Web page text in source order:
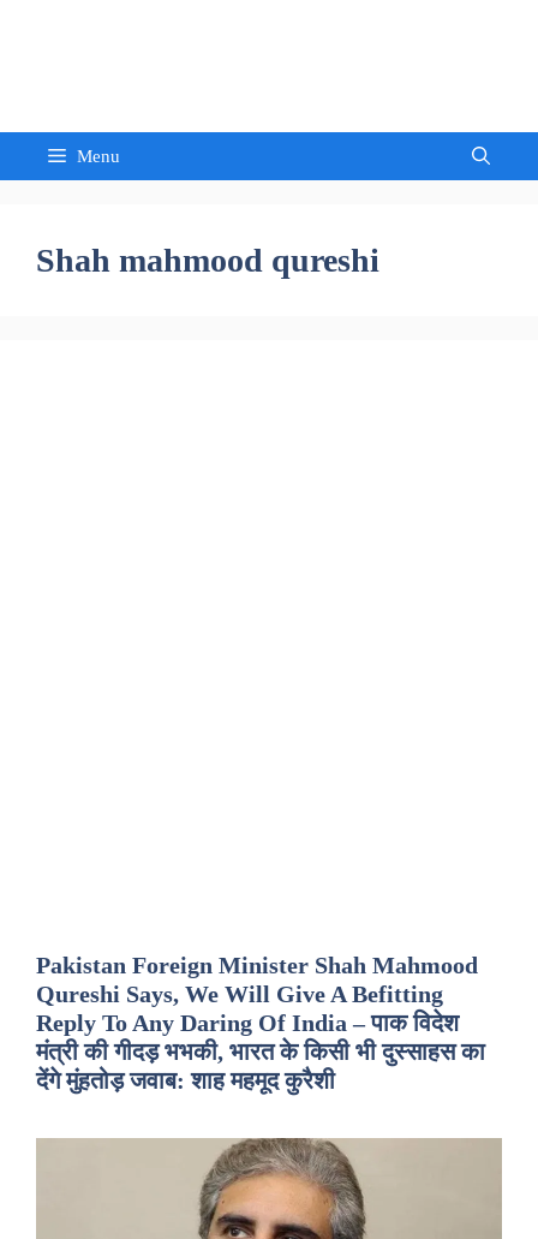
Menu
Shah mahmood qureshi
Pakistan Foreign Minister Shah Mahmood
Qureshi Says, We Will Give A Befitting
Reply To Any Daring Of India – पाक विदेश
मंत्री की गीदड़ भभकी, भारत के किसी भी दुस्साहस का
देंगे मुंहतोड़ जवाब: शाह महमूद कुरैशी